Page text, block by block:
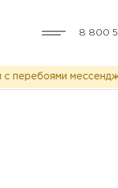
8 800
мессенджера